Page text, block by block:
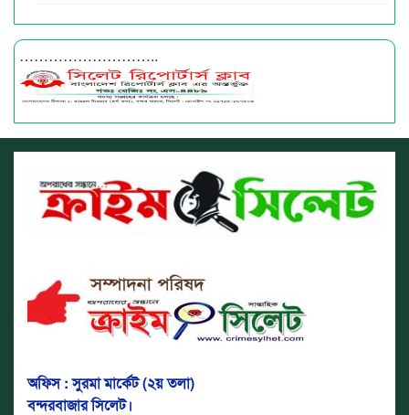
………………………..
অফিস : সুরমা মার্কেট (২য় তলা)
বন্দরবাজার সিলেট।